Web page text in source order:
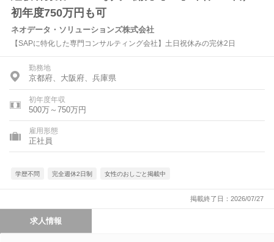
初年度750万円も可
ネオデータ・ソリューションズ株式会社
【SAPに特化した専門コンサルティング会社】土日祝休みの完休2日
勤務地
京都府、大阪府、兵庫県
初年度年収
500万～750万円
雇用形態
正社員
学歴不問 完全週休2日制 女性のおしごと掲載中
掲載終了日：2026/07/27
求人情報